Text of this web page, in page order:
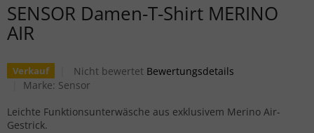
SENSOR Damen-T-Shirt MERINO
AIR
Verkauf Die durchschnittliche Produktbewertung ist 0,0
Nicht bewertet Bewertungsdetails
Marke: Sensor
Leichte Funktionsunterwäsche aus exklusivem Merino Air-
Gestrick.